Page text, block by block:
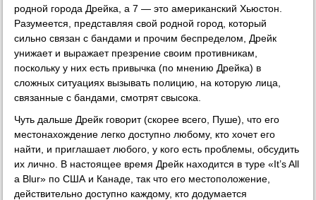
родной города Дрейка, а 7 — это американский Хьюстон.
Разумеется, представляя свой родной город, который
сильно связан с бандами и прочим беспределом, Дрейк
унижает и выражает презрение своим противникам,
поскольку у них есть привычка (по мнению Дрейка) в
сложных ситуациях вызывать полицию, на которую лица,
связанные с бандами, смотрят свысока.
Чуть дальше Дрейк говорит (скорее всего, Пуше), что его
местонахождение легко доступно любому, кто хочет его
найти, и приглашает любого, у кого есть проблемы, обсудить
их лично. В настоящее время Дрейк находится в туре «It’s All
a Blur» по США и Канаде, так что его местоположение,
действительно доступно каждому, кто додумается